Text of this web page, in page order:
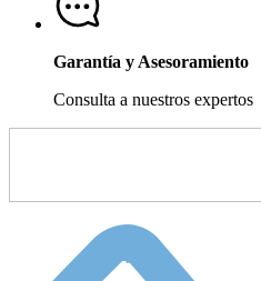
Garantía y Asesoramiento
Consulta a nuestros expertos